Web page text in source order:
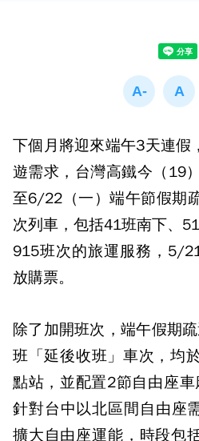
下個月將迎來端午3天連假
遊需求，台灣高鐵今（19
至6/22（一）端午節假期
次列車，包括41班南下、
915班次的旅運服務，5/
放購票。
除了加開班次，端午假期
班「延後收班」車次，均
點站，並配置2節自由座
針對台中以北區間自由座
擴大自由座運能，時段包